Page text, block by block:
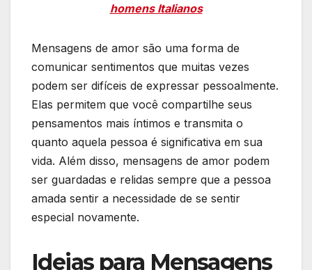
homens Italianos
Mensagens de amor são uma forma de
comunicar sentimentos que muitas vezes
podem ser difíceis de expressar pessoalmente.
Elas permitem que você compartilhe seus
pensamentos mais íntimos e transmita o
quanto aquela pessoa é significativa em sua
vida. Além disso, mensagens de amor podem
ser guardadas e relidas sempre que a pessoa
amada sentir a necessidade de se sentir
especial novamente.
Ideias para Mensagens